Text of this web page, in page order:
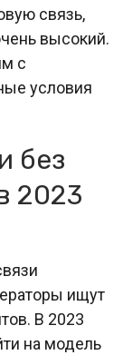
связь,
высокий.
с
условия
без
2023
ищут
В 2023
на модель